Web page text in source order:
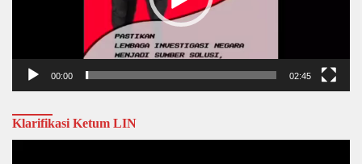
00:00 02:45
Klarifikasi Ketum LIN